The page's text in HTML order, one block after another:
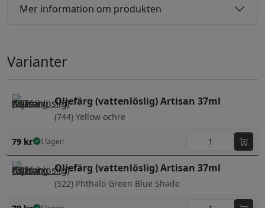
Mer information om produkten
Varianter
Oljefärg (vattenlöslig) Artisan 37ml
(744) Yellow ochre
79 kr I lager:
Oljefärg (vattenlöslig) Artisan 37ml
(522) Phthalo Green Blue Shade